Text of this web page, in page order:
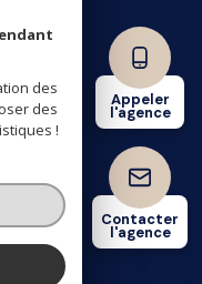
Appeler
l'agence
Contacter
l'agence
des
des
!